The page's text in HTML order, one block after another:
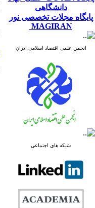
دانشگاهی
پایگاه مجلات تخصصی نور
MAGIRAN
انجمن علمی اقتصاد اسلامی ایران
شبکه های اجتماعی